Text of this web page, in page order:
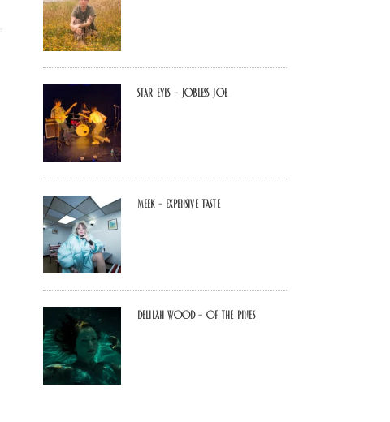
Star Eyes – Jobless Joe
MEEK – Expensive Taste
Delilah Wood – of the pines